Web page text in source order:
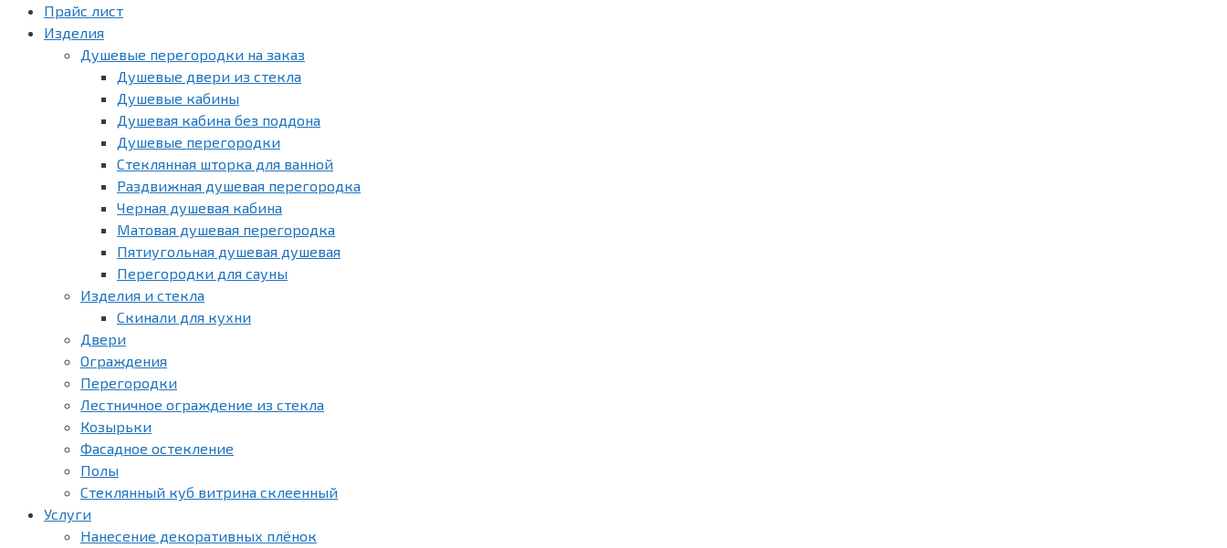
Прайс лист
Изделия
Душевые перегородки на заказ
Душевые двери из стекла
Душевые кабины
Душевая кабина без поддона
Душевые перегородки
Стеклянная шторка для ванной
Раздвижная душевая перегородка
Черная душевая кабина
Матовая душевая перегородка
Пятиугольная душевая душевая
Перегородки для сауны
Изделия и стекла
Скинали для кухни
Двери
Ограждения
Перегородки
Лестничное ограждение из стекла
Козырьки
Фасадное остекление
Полы
Стеклянный куб витрина склеенный
Услуги
Нанесение декоративных плёнок